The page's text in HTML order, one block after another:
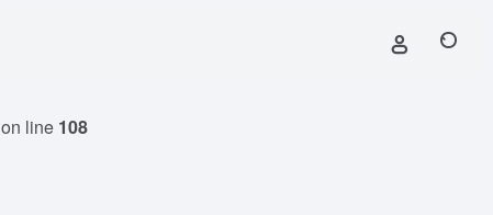
on line 108